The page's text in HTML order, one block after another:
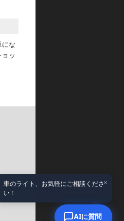
にな
ッ
AIに質問
×
車のライト、お気軽にご相談くださ
い！